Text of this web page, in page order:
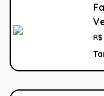
R$